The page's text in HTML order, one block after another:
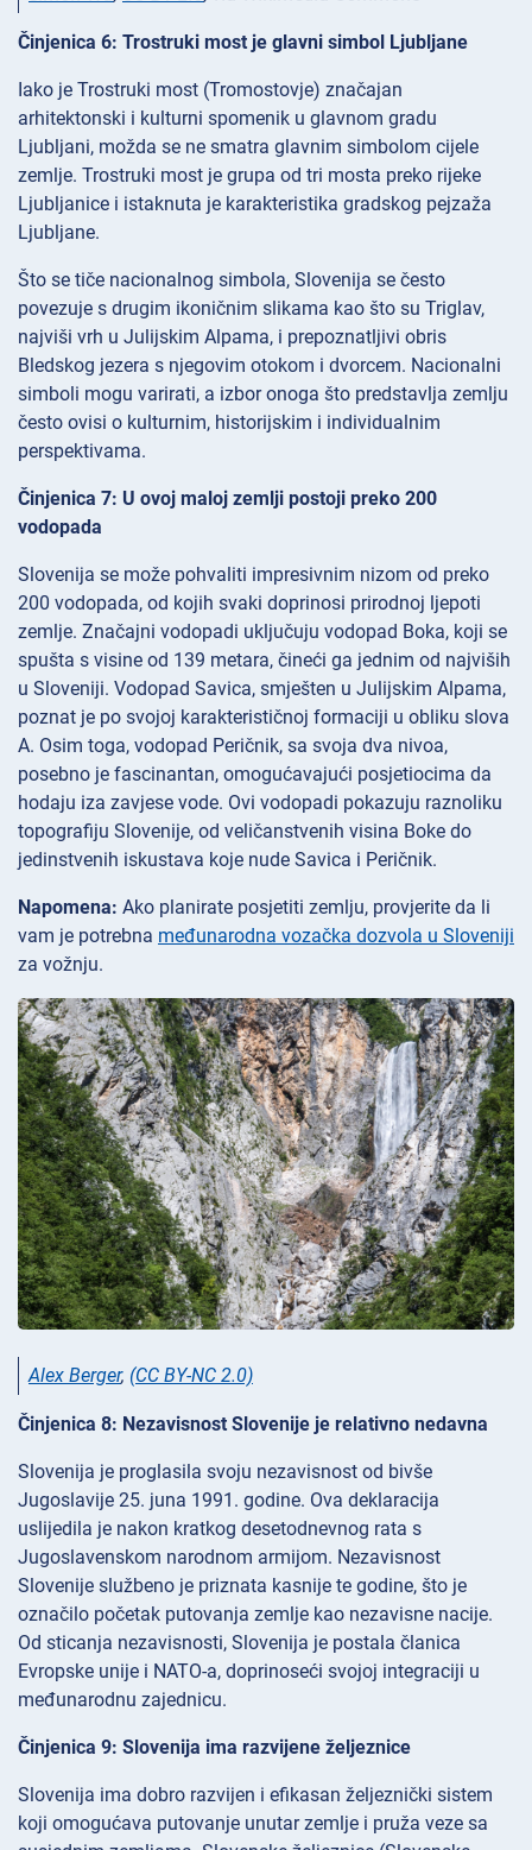
Činjenica 6: Trostruki most je glavni simbol Ljubljane
Iako je Trostruki most (Tromostovje) značajan
arhitektonski i kulturni spomenik u glavnom gradu
Ljubljani, možda se ne smatra glavnim simbolom cijele
zemlje. Trostruki most je grupa od tri mosta preko rijeke
Ljubljanice i istaknuta je karakteristika gradskog pejzaža
Ljubljane.
Što se tiče nacionalnog simbola, Slovenija se često
povezuje s drugim ikoničnim slikama kao što su Triglav,
najviši vrh u Julijskim Alpama, i prepoznatljivi obris
Bledskog jezera s njegovim otokom i dvorcem. Nacionalni
simboli mogu varirati, a izbor onoga što predstavlja zemlju
često ovisi o kulturnim, historijskim i individualnim
perspektivama.
Činjenica 7: U ovoj maloj zemlji postoji preko 200
vodopada
Slovenija se može pohvaliti impresivnim nizom od preko
200 vodopada, od kojih svaki doprinosi prirodnoj ljepoti
zemlje. Značajni vodopadi uključuju vodopad Boka, koji se
spušta s visine od 139 metara, čineći ga jednim od najviših
u Sloveniji. Vodopad Savica, smješten u Julijskim Alpama,
poznat je po svojoj karakterističnoj formaciji u obliku slova
A. Osim toga, vodopad Peričnik, sa svoja dva nivoa,
posebno je fascinantan, omogućavajući posjetiocima da
hodaju iza zavjese vode. Ovi vodopadi pokazuju raznoliku
topografiju Slovenije, od veličanstvenih visina Boke do
jedinstvenih iskustava koje nude Savica i Peričnik.
Napomena: Ako planirate posjetiti zemlju, provjerite da li
vam je potrebna međunarodna vozačka dozvola u Sloveniji
za vožnju.
Alex Berger, (CC BY-NC 2.0)
Činjenica 8: Nezavisnost Slovenije je relativno nedavna
Slovenija je proglasila svoju nezavisnost od bivše
Jugoslavije 25. juna 1991. godine. Ova deklaracija
uslijedila je nakon kratkog desetodnevnog rata s
Jugoslavenskom narodnom armijom. Nezavisnost
Slovenije službeno je priznata kasnije te godine, što je
označilo početak putovanja zemlje kao nezavisne nacije.
Od sticanja nezavisnosti, Slovenija je postala članica
Evropske unije i NATO-a, doprinoseći svojoj integraciji u
međunarodnu zajednicu.
Činjenica 9: Slovenija ima razvijene željeznice
Slovenija ima dobro razvijen i efikasan željeznički sistem
koji omogućava putovanje unutar zemlje i pruža veze sa